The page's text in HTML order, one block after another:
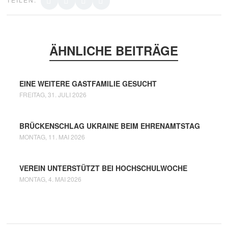
ÄHNLICHE BEITRÄGE
EINE WEITERE GASTFAMILIE GESUCHT
FREITAG, 31. JULI 2026
BRÜCKENSCHLAG UKRAINE BEIM EHRENAMTSTAG
MONTAG, 11. MAI 2026
VEREIN UNTERSTÜTZT BEI HOCHSCHULWOCHE
MONTAG, 4. MAI 2026